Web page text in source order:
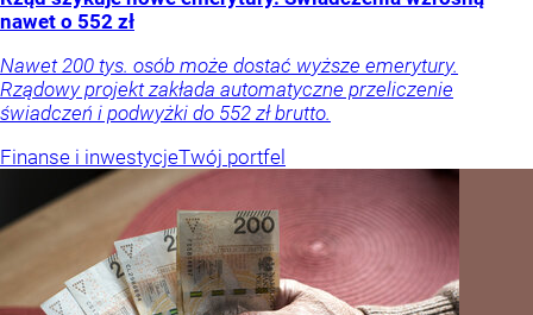
nawet o 552 zł
Nawet 200 tys. osób może dostać wyższe emerytury.
Rządowy projekt zakłada automatyczne przeliczenie
świadczeń i podwyżki do 552 zł brutto.
Finanse i inwestycjeTwój portfel